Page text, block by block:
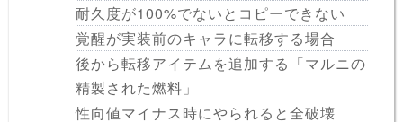
耐久度が100%でないとコピーできない
覚醒が実装前のキャラに転移する場合
後から転移アイテムを追加する「マルニの
精製された燃料」
性向値マイナス時にやられると全破壊